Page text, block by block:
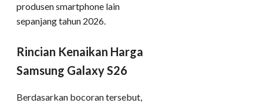
produsen smartphone lain
sepanjang tahun 2026.
Rincian Kenaikan Harga
Samsung Galaxy S26
Berdasarkan bocoran tersebut,